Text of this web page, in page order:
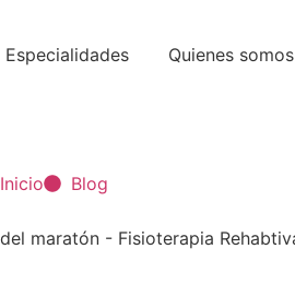
Especialidades Quienes somos
Inicio Blog